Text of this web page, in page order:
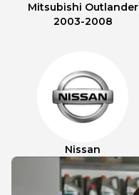
Mitsubishi Outlander
2003-2008
Nissan